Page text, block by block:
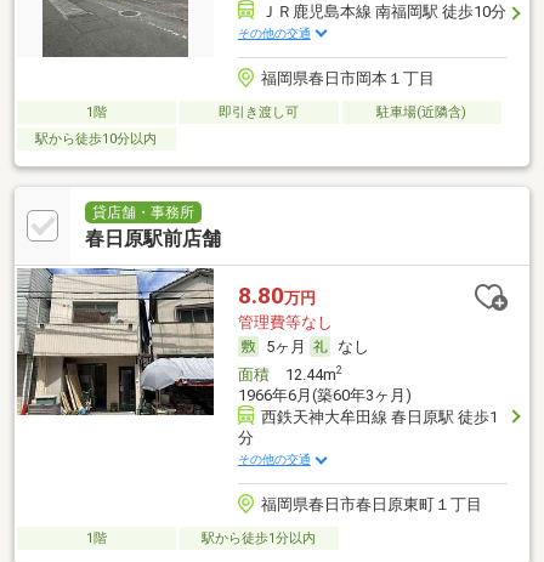
ＪＲ鹿児島本線 南福岡駅 徒歩10分
その他の交通
福岡県春日市岡本１丁目
1階 即引き渡し可
駐車場(近隣含)
駅から徒歩10分以内
貸店舗・事務所
春日原駅前店舗
8.80万円
管理費等なし
5ヶ月
なし
面積12.44m2
1966年6月(築60年3ヶ月)
西鉄天神大牟田線 春日原駅 徒歩1
分
その他の交通
福岡県春日市春日原東町１丁目
1階 駅から徒歩1分以内